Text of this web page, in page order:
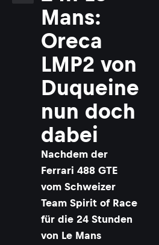
Mans:
Oreca
LMP2 von
Duqueine
nun doch
dabei
Nachdem der
Ferrari 488 GTE
vom Schweizer
Team Spirit of Race
für die 24 Stunden
von Le Mans